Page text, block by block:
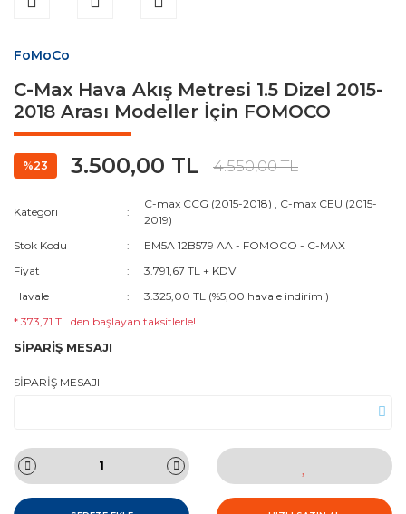
FoMoCo
C-Max Hava Akış Metresi 1.5 Dizel 2015-
2018 Arası Modeller İçin FOMOCO
%23 3.500,00 TL 4.550,00 TL
Kategori
C-max CCG (2015-2018) , C-max CEU (2015-
2019)
Stok Kodu
EM5A 12B579 AA - FOMOCO - C-MAX
Fiyat
3.791,67 TL + KDV
Havale
3.325,00 TL (%5,00 havale indirimi)
* 373,71 TL den başlayan taksitlerle!
SİPARİŞ MESAJI
SİPARİŞ MESAJI